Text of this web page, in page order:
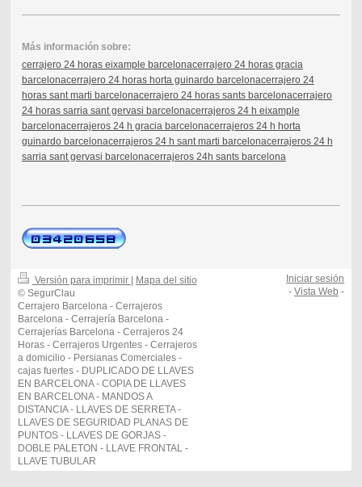
Más información sobre:
cerrajero 24 horas eixample barcelonacerrajero 24 horas gracia
barcelonacerrajero 24 horas horta guinardo barcelonacerrajero 24
horas sant marti barcelonacerrajero 24 horas sants barcelonacerrajero
24 horas sarria sant gervasi barcelonacerrajeros 24 h eixample
barcelonacerrajeros 24 h gracia barcelonacerrajeros 24 h horta
guinardo barcelonacerrajeros 24 h sant marti barcelonacerrajeros 24 h
sarria sant gervasi barcelonacerrajeros 24h sants barcelona
Versión para imprimir
Mapa del sitio
© SegurClau
Cerrajero Barcelona - Cerrajeros
Barcelona - Cerrajería Barcelona -
Cerrajerías Barcelona - Cerrajeros 24
Horas - Cerrajeros Urgentes - Cerrajeros
a domicilio - Persianas Comerciales -
cajas fuertes - DUPLICADO DE LLAVES
EN BARCELONA - COPIA DE LLAVES
EN BARCELONA - MANDOS A
DISTANCIA - LLAVES DE SERRETA -
LLAVES DE SEGURIDAD PLANAS DE
PUNTOS - LLAVES DE GORJAS -
DOBLE PALETON - LLAVE FRONTAL -
LLAVE TUBULAR
Iniciar sesión
-Vista Web -